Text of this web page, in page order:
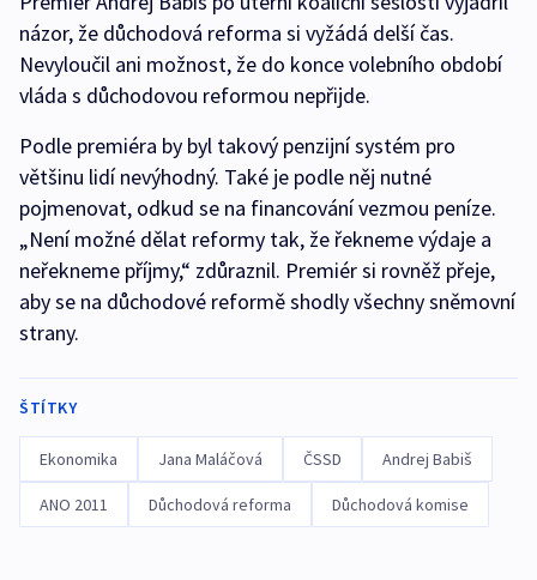
názor, že důchodová reforma si vyžádá delší čas.
Nevyloučil ani možnost, že do konce volebního období
vláda s důchodovou reformou nepřijde.
Podle premiéra by byl takový penzijní systém pro
většinu lidí nevýhodný. Také je podle něj nutné
pojmenovat, odkud se na financování vezmou peníze.
„Není možné dělat reformy tak, že řekneme výdaje a
neřekneme příjmy,“ zdůraznil. Premiér si rovněž přeje,
aby se na důchodové reformě shodly všechny sněmovní
strany.
ŠTÍTKY
Ekonomika Jana Maláčová ČSSD Andrej Babiš
ANO 2011 Důchodová reforma Důchodová komise